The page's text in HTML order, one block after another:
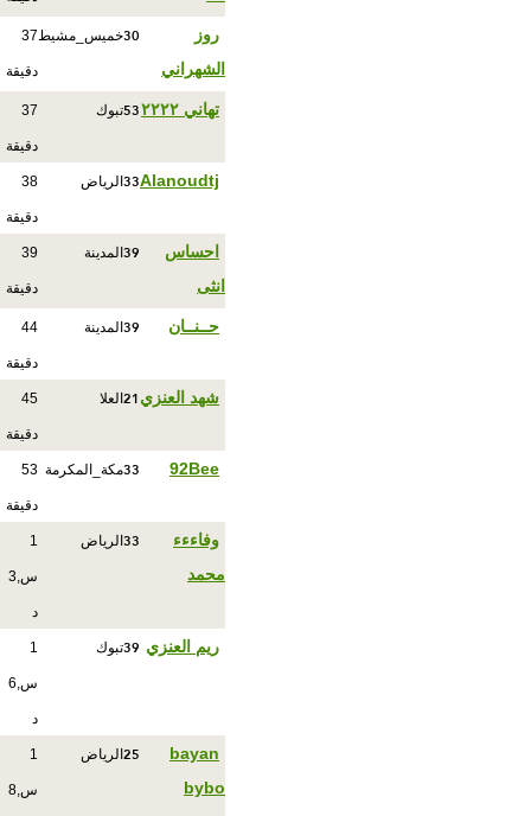
روز
الشهراني
30خميس_مشيط37
دقيقة
تهاني ٢٢٢٢ 53تبوك 37
دقيقة
Alanoudtj
33 الرياض 38
دقيقة
احساس
انثى
39 المدينة 39
دقيقة
حــنــان 39 المدينة 44
دقيقة
شهد العنزي21 العلا 45
دقيقة
92Bee
33مكة_المكرمة 53
دقيقة
وفاءءء
محمد
33 الرياض 1
س,3
د
ريم العنزي 39تبوك 1
س,6
د
bayan
bybo
25 الرياض 1
س,8